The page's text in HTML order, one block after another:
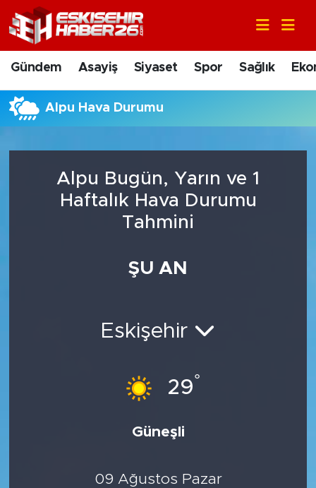
Gündem Asayiş Siyaset Spor Sağlık
Alpu Hava Durumu
Alpu Bugün, Yarın ve 1
Haftalık Hava Durumu
Tahmini
ŞU AN
Eskişehir
29°
Güneşli
09 Ağustos Pazar
Gündem
Asayiş
Siyaset
Sağlık
Nöbetçi Eczaneler
Hava Durumu
Trafik Durumu
Tüm Manşetler